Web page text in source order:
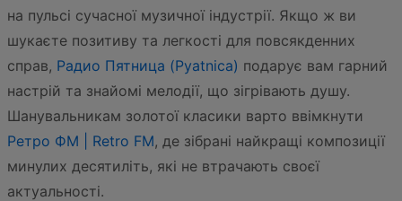
на пульсі сучасної музичної індустрії. Якщо ж ви
шукаєте позитиву та легкості для повсякденних
справ, Радио Пятница (Pyatnica) подарує вам гарний
настрій та знайомі мелодії, що зігрівають душу.
Шанувальникам золотої класики варто ввімкнути
Ретро ФМ | Retro FM, де зібрані найкращі композиції
минулих десятиліть, які не втрачають своєї
актуальності.